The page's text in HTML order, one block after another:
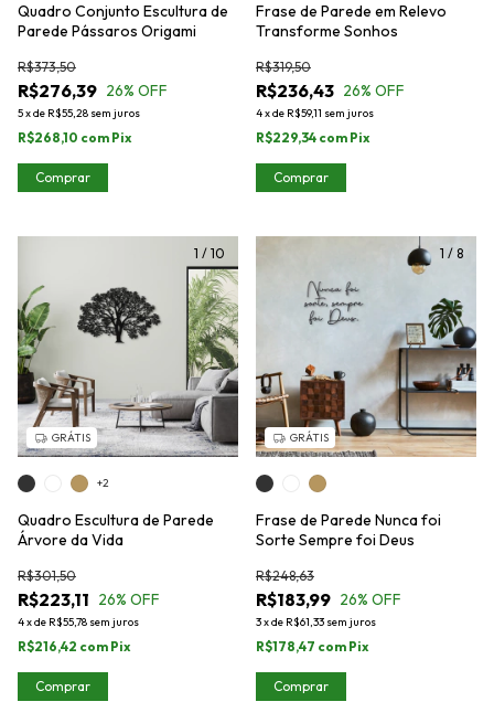
Quadro Conjunto Escultura de
Parede Pássaros Origami
R$276,39
R$373,50
26% OFF
5xde R$55,28 sem juros
R$268,10 com Pix
Comprar
Frase de Parede em Relevo
Transforme Sonhos
R$236,43
R$319,50
26% OFF
4xde R$59,11 sem juros
R$229,34 com Pix
Comprar
1 / 10
GRÁTIS
Quadro Escultura de Parede
Árvore da Vida
R$223,11
R$301,50
26% OFF
4xde R$55,78 sem juros
R$216,42 com Pix
+2
Comprar
1 / 8
GRÁTIS
Frase de Parede Nunca foi
Sorte Sempre foi Deus
R$183,99
R$248,63
26% OFF
3xde R$61,33 sem juros
R$178,47 com Pix
Comprar